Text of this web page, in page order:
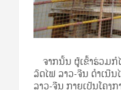
ຈາກນັ້ນ ຜູ້ເຂົ້າຮ່ວມກໍ
ລົດໄຟ ລາວ-ຈີນ ດໍາເນີ
ລາວ-ຈີນ ກາຍເປັນໂຄງ